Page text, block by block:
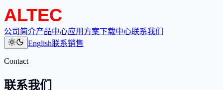
公司简介产品中心应用方案下载中心联系我们
English联系销售
Contact
联系我们